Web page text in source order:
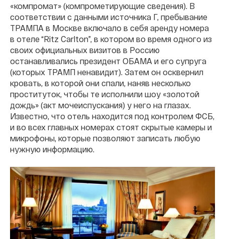
«компромат» (компрометирующие сведения). В
соответствии с данными источника Г, пребывание
ТРАМПА в Москве включало в себя аренду номера
в отеле “Ritz Carlton”, в котором во время одного из
своих официальных визитов в Россию
останавливались президент ОБАМА и его супруга
(которых ТРАМП ненавидит). Затем он осквернил
кровать, в которой они спали, наняв несколько
проституток, чтобы те исполнили шоу «золотой
дождь» (акт мочеиспускания) у него на глазах.
Известно, что отель находится под контролем ФСБ,
и во всех главных номерах стоят скрытые камеры и
микрофоны, которые позволяют записать любую
нужную информацию.